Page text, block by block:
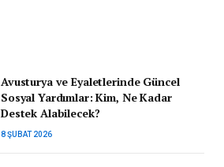
Avusturya ve Eyaletlerinde Güncel
Sosyal Yardımlar: Kim, Ne Kadar
Destek Alabilecek?
8 ŞUBAT 2026